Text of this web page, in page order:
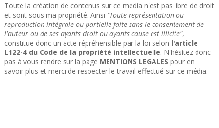
Toute la création de contenus sur ce média n'est pas libre de droit
et sont sous ma propriété. Ainsi "Toute représentation ou
reproduction intégrale ou partielle faite sans le consentement de
l'auteur ou de ses ayants droit ou ayants cause est illicite",
constitue donc un acte répréhensible par la loi selon l'article
L122-4 du Code de la propriété intellectuelle. N'hésitez donc
pas à vous rendre sur la page MENTIONS LEGALES pour en
savoir plus et merci de respecter le travail effectué sur ce média.